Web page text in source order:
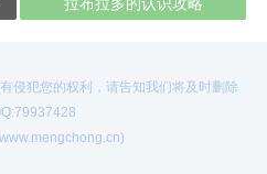
拉布拉多的认识攻略
侵犯您的权利，请告知我们将及时删除